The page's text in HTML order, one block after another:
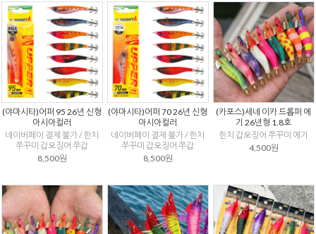
(야마시타)어퍼 95 26년 신형
아시아컬러
네이버페이 결제 불가 / 한치
쭈꾸미 갑오징어 쭈갑
8,500원
(야마시타)어퍼 70 26년 신형
아시아컬러
네이버페이 결제 불가 / 한치
쭈꾸미 갑오징어 쭈갑
8,500원
(카포스)세네 이카 드롭퍼 에
기 26년형 1.8호
한치 갑오징어 쭈꾸미 에기
4,500원